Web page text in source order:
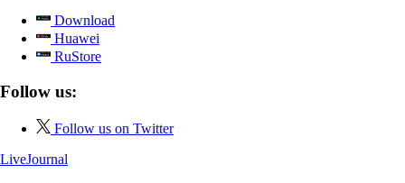
Download
Huawei
RuStore
Follow us:
Follow us on Twitter
LiveJournal